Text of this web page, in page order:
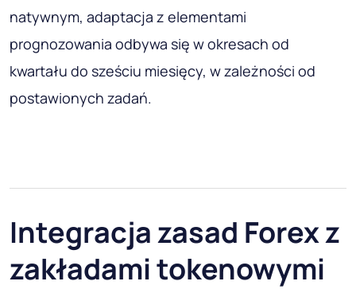
natywnym, adaptacja z elementami
prognozowania odbywa się w okresach od
kwartału do sześciu miesięcy, w zależności od
postawionych zadań.
Integracja zasad Forex z
zakładami tokenowymi